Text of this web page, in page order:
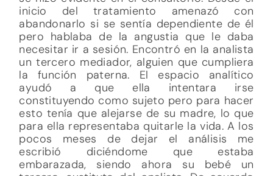
inicio del tratamiento amenazó con
abandonarlo si se sentía dependiente de él
pero hablaba de la angustia que le daba
necesitar ir a sesión. Encontró en la analista
un tercero mediador, alguien que cumpliera
la función paterna. El espacio analítico
ayudó a que ella intentara irse
constituyendo como sujeto pero para hacer
esto tenía que alejarse de su madre, lo que
para ella representaba quitarle la vida. A los
pocos meses de dejar el análisis me
escribió diciéndome que estaba
embarazada, siendo ahora su bebé un